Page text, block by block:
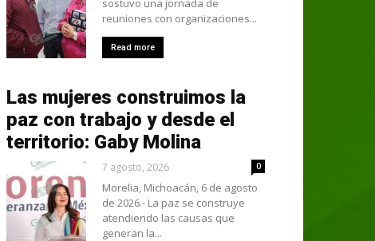
sostuvo una jornada de
reuniones con organizaciones...
Read more
Las mujeres construimos la
paz con trabajo y desde el
territorio: Gaby Molina
7 agosto, 2026 0
Morelia, Michoacán, 6 de agosto
de 2026.- La paz se construye
atendiendo las causas que
generan la...